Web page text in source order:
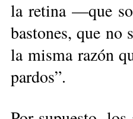
la retina —que
bastones, que no
la misma razón
pardos”.